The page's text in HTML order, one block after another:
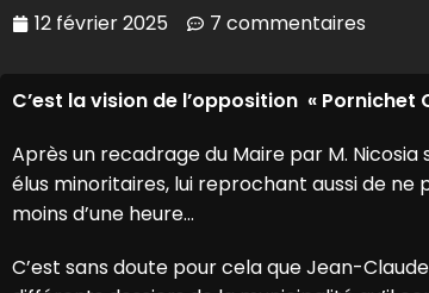
12 février 2025 7 commentaires
C’est la vision de l’opposition « Pornichet
Après un recadrage du Maire par M.
élus minoritaires, lui reprochant aussi de ne
moins d’une heure…
C’est sans doute pour cela que Jean-